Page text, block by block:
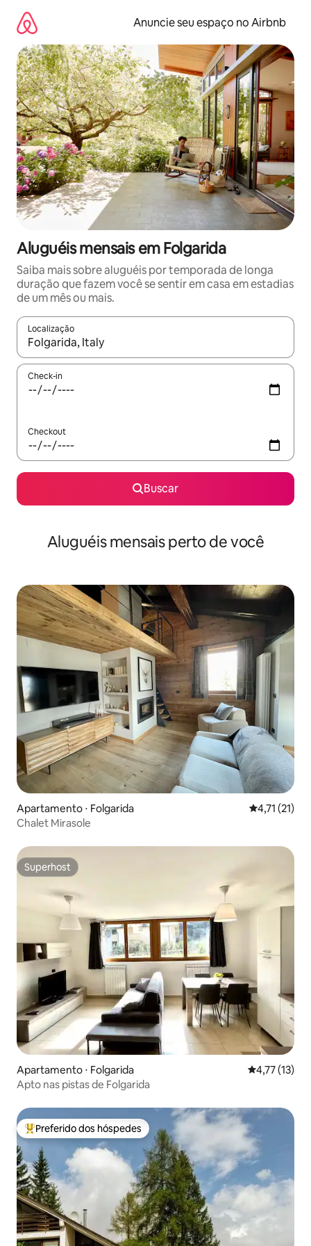
para
conteúdo
Anuncie seu espaço no Airbnb
Aluguéis mensais em Folgarida
Saiba mais sobre aluguéis por temporada de longa
duração que fazem você se sentir em casa em estadias
de um mês ou mais.
Localização
Quando os resultados estiverem disponíveis, explore-os
Check-in
Checkout
Buscar
Aluguéis mensais perto de você
Apartamento ⋅ Folgarida 4,71 de uma
4,71 (21)
Chalet Mirasole
Superhost
Superhost
Apartamento ⋅ Folgarida 4,77 de uma
4,77 (13)
Apto nas pistas de Folgarida
Entre os melhores preferidos dos hóspedes
Preferido dos hóspedes